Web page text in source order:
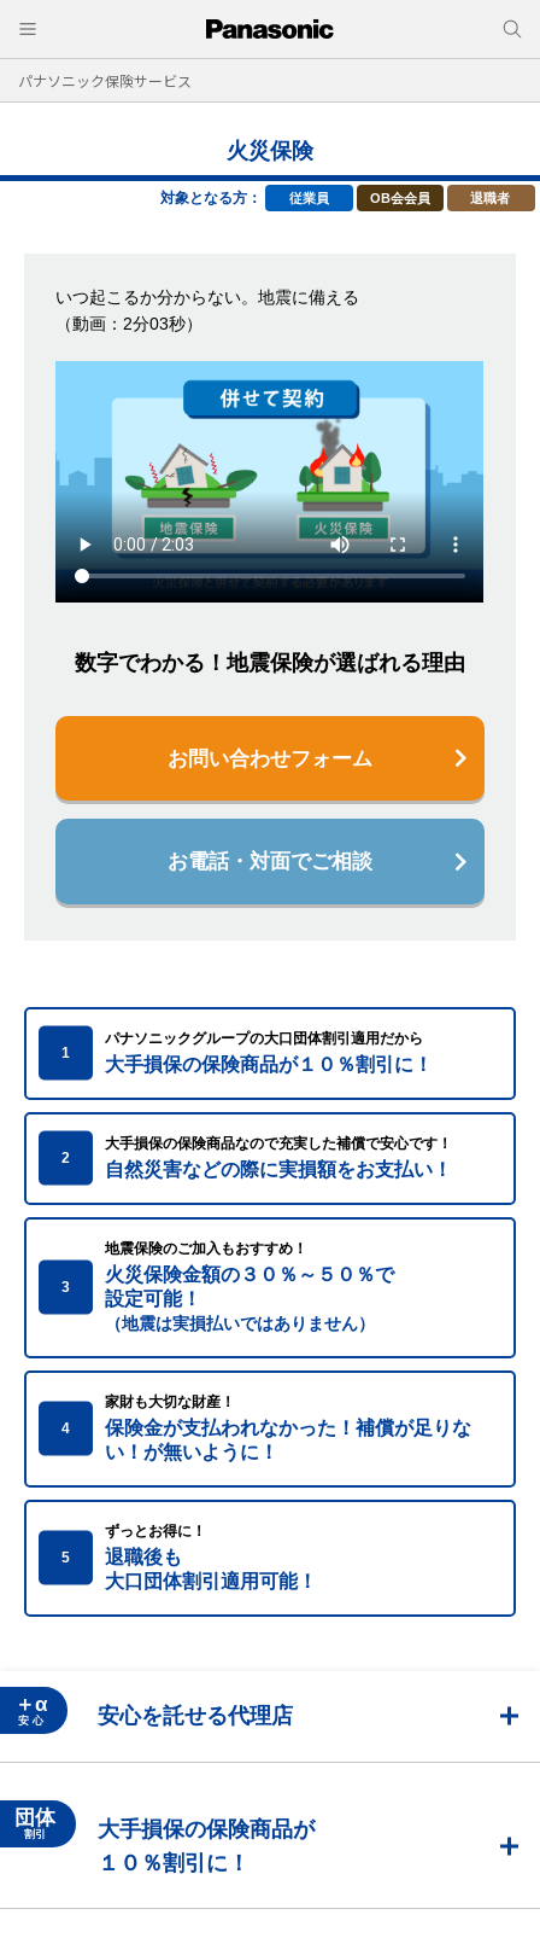
パナソニック保険サービス
火災保険
対象となる方： 従業員 OB会会員 退職者
いつ起こるか分からない。地震に備える
（動画：2分03秒）
数字でわかる！地震保険が選ばれる理由
お問い合わせフォーム
お電話・対面でご相談
1
パナソニックグループの大口団体割引適用だから
大手損保の保険商品が１０％割引に！
2
大手損保の保険商品なので充実した補償で安心です！
自然災害などの際に実損額をお支払い！
3
地震保険のご加入もおすすめ！
火災保険金額の３０％～５０％で
設定可能！
（地震は実損払いではありません）
4
家財も大切な財産！
保険金が支払われなかった！補償が足りな
い！が無いように！
5
ずっとお得に！
退職後も
大口団体割引適用可能！
＋α
安 心 安心を託せる代理店
団体
割引
大手損保の保険商品が
１０％割引に！